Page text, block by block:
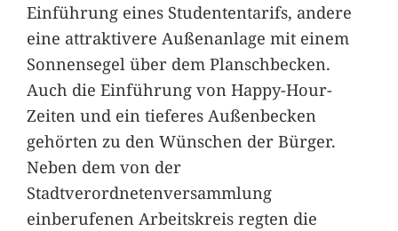
Einführung eines Studententarifs, andere
eine attraktivere Außenanlage mit einem
Sonnensegel über dem Planschbecken.
Auch die Einführung von Happy-Hour-
Zeiten und ein tieferes Außenbecken
gehörten zu den Wünschen der Bürger.
Neben dem von der
Stadtverordnetenversammlung
einberufenen Arbeitskreis regten die